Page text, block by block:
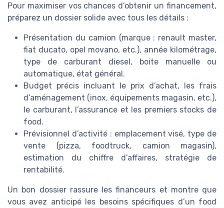
Pour maximiser vos chances d’obtenir un financement,
préparez un dossier solide avec tous les détails :
Présentation du camion (marque : renault master,
fiat ducato, opel movano, etc.), année kilométrage,
type de carburant diesel, boite manuelle ou
automatique, état général.
Budget précis incluant le prix d’achat, les frais
d’aménagement (inox, équipements magasin, etc.),
le carburant, l’assurance et les premiers stocks de
food.
Prévisionnel d’activité : emplacement visé, type de
vente (pizza, foodtruck, camion magasin),
estimation du chiffre d’affaires, stratégie de
rentabilité.
Un bon dossier rassure les financeurs et montre que
vous avez anticipé les besoins spécifiques d’un food